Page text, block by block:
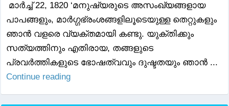
മാര്‍ച്ച് 22, 1820 ‘മനുഷ്യരുടെ അസംഖ്യങ്ങളായ
പാപങ്ങളും, മാര്‍ഗ്ഗഭ്രംശങ്ങളിലൂടെയുള്ള തെറ്റുകളും
ഞാന്‍ വളരെ വ്യക്തമായി കണ്ടു. യുക്തിക്കും
സത്യത്തിനും എതിരായ, തങ്ങളുടെ
പ്രവര്‍ത്തികളുടെ ഭോഷത്വവും ദുഷ്ടതയും ഞാന്‍ ...
Continue reading